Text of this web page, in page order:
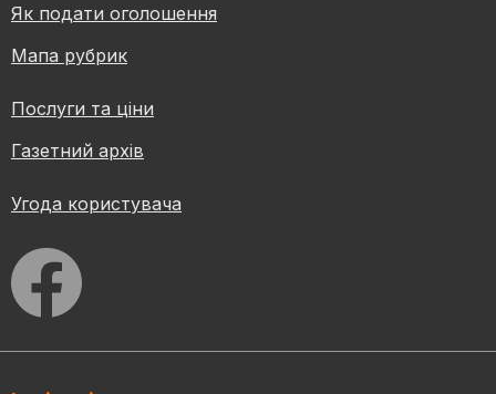
Як подати оголошення
Мапа рубрик
Послуги та ціни
Газетний архів
Угода користувача